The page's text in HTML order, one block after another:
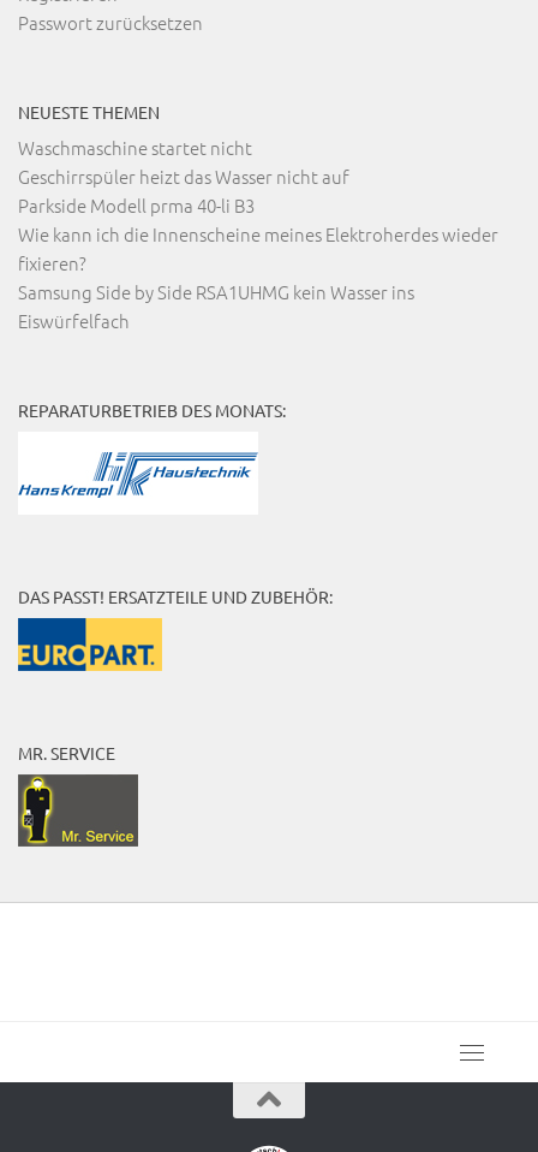
Passwort zurücksetzen
NEUESTE THEMEN
Waschmaschine startet nicht
Geschirrspüler heizt das Wasser nicht auf
Parkside Modell prma 40-li B3
Wie kann ich die Innenscheine meines Elektroherdes wieder
fixieren?
Samsung Side by Side RSA1UHMG kein Wasser ins
Eiswürfelfach
REPARATURBETRIEB DES MONATS:
DAS PASST! ERSATZTEILE UND ZUBEHÖR:
MR. SERVICE